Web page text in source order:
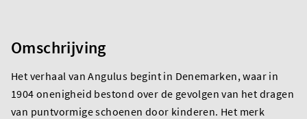
Omschrijving
Het verhaal van Angulus begint in Denemarken, waar in
1904 onenigheid bestond over de gevolgen van het dragen
van puntvormige schoenen door kinderen. Het merk